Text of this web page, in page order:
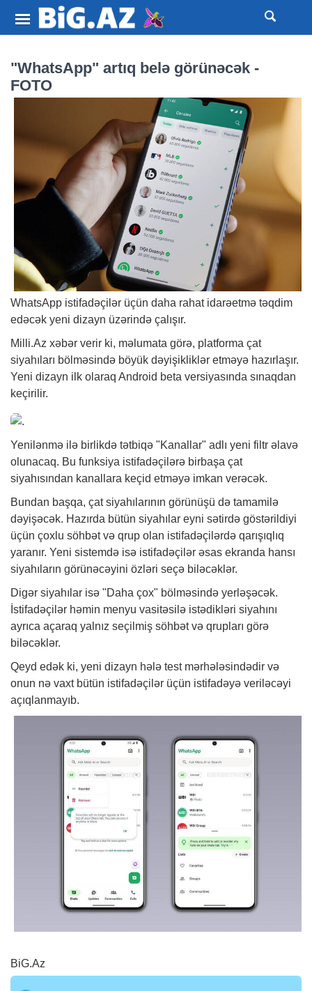
"WhatsApp" artıq belə görünəcək -
FOTO
WhatsApp istifadəçilər üçün daha rahat idarəetmə təqdim
edəcək yeni dizayn üzərində çalışır.
Milli.Az xəbər verir ki, məlumata görə, platforma çat
siyahıları bölməsində böyük dəyişikliklər etməyə hazırlaşır.
Yeni dizayn ilk olaraq Android beta versiyasında sınaqdan
keçirilir.
Yenilənmə ilə birlikdə tətbiqə "Kanallar" adlı yeni filtr əlavə
olunacaq. Bu funksiya istifadəçilərə birbaşa çat
siyahısından kanallara keçid etməyə imkan verəcək.
Bundan başqa, çat siyahılarının görünüşü də tamamilə
dəyişəcək. Hazırda bütün siyahılar eyni sətirdə göstərildiyi
üçün çoxlu söhbət və qrup olan istifadəçilərdə qarışıqlıq
yaranır. Yeni sistemdə isə istifadəçilər əsas ekranda hansı
siyahıların görünəcəyini özləri seçə biləcəklər.
Digər siyahılar isə "Daha çox" bölməsində yerləşəcək.
İstifadəçilər həmin menyu vasitəsilə istədikləri siyahını
ayrıca açaraq yalnız seçilmiş söhbət və qrupları görə
biləcəklər.
Qeyd edək ki, yeni dizayn hələ test mərhələsindədir və
onun nə vaxt bütün istifadəçilər üçün istifadəyə veriləcəyi
açıqlanmayıb.
BiG.Az